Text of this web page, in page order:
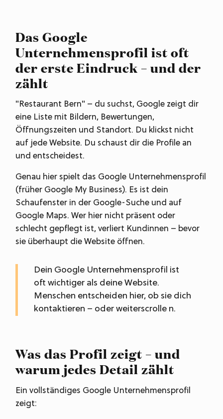
Das Google
Unternehmensprofil ist oft
der erste Eindruck – und der
zählt
"Restaurant Bern" – du suchst, Google zeigt dir
eine Liste mit Bildern, Bewertungen,
Öffnungszeiten und Standort. Du klickst nicht
auf jede Website. Du schaust dir die Profile an
und entscheidest.
Genau hier spielt das Google Unternehmensprofil
(früher Google My Business). Es ist dein
Schaufenster in der Google-Suche und auf
Google Maps. Wer hier nicht präsent oder
schlecht gepflegt ist, verliert Kundinnen – bevor
sie überhaupt die Website öffnen.
Dein Google Unternehmensprofil ist
oft wichtiger als deine Website.
Menschen entscheiden hier, ob sie dich
kontaktieren – oder weiterscrolle n.
Was das Profil zeigt – und
warum jedes Detail zählt
Ein vollständiges Google Unternehmensprofil
zeigt: